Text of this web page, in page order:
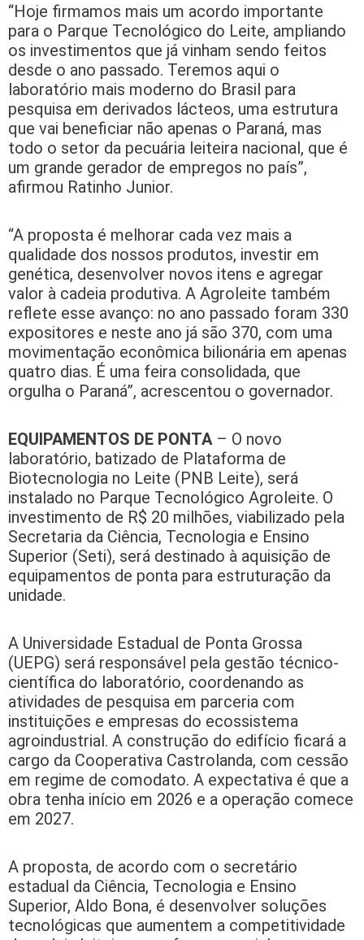
“Hoje firmamos mais um acordo importante
para o Parque Tecnológico do Leite, ampliando
os investimentos que já vinham sendo feitos
desde o ano passado. Teremos aqui o
laboratório mais moderno do Brasil para
pesquisa em derivados lácteos, uma estrutura
que vai beneficiar não apenas o Paraná, mas
todo o setor da pecuária leiteira nacional, que é
um grande gerador de empregos no país”,
afirmou Ratinho Junior.
“A proposta é melhorar cada vez mais a
qualidade dos nossos produtos, investir em
genética, desenvolver novos itens e agregar
valor à cadeia produtiva. A Agroleite também
reflete esse avanço: no ano passado foram 330
expositores e neste ano já são 370, com uma
movimentação econômica bilionária em apenas
quatro dias. É uma feira consolidada, que
orgulha o Paraná”, acrescentou o governador.
EQUIPAMENTOS DE PONTA – O novo
laboratório, batizado de Plataforma de
Biotecnologia no Leite (PNB Leite), será
instalado no Parque Tecnológico Agroleite. O
investimento de R$ 20 milhões, viabilizado pela
Secretaria da Ciência, Tecnologia e Ensino
Superior (Seti), será destinado à aquisição de
equipamentos de ponta para estruturação da
unidade.
A Universidade Estadual de Ponta Grossa
(UEPG) será responsável pela gestão técnico-
científica do laboratório, coordenando as
atividades de pesquisa em parceria com
instituições e empresas do ecossistema
agroindustrial. A construção do edifício ficará a
cargo da Cooperativa Castrolanda, com cessão
em regime de comodato. A expectativa é que a
obra tenha início em 2026 e a operação comece
em 2027.
A proposta, de acordo com o secretário
estadual da Ciência, Tecnologia e Ensino
Superior, Aldo Bona, é desenvolver soluções
tecnológicas que aumentem a competitividade